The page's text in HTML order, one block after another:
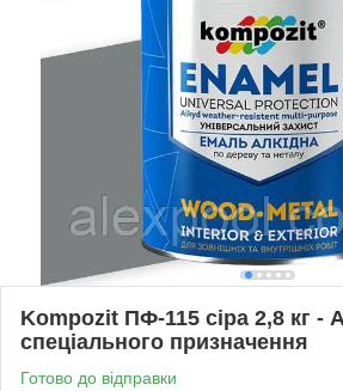
Kompozit ПФ-115 сіра 2,8 кг -
спеціального призначення
Готово до відправки